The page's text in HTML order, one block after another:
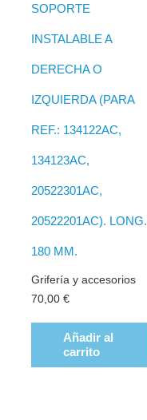
SOPORTE
INSTALABLE A
DERECHA O
IZQUIERDA (PARA
REF.: 134122AC,
134123AC,
20522301AC,
20522201AC). LONG.
180 MM.
Grifería y accesorios
70,00€
Añadir al
carrito